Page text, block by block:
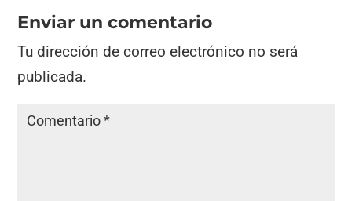
Enviar un comentario
Tu dirección de correo electrónico no será
publicada.